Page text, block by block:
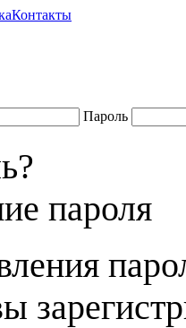
Контакты
Пароль
пароля